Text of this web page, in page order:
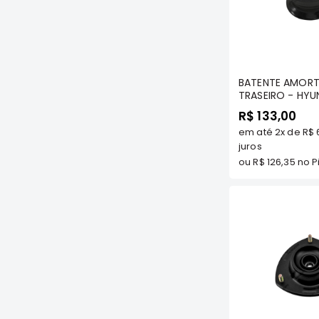
BATENTE
TRASEIRO -
TUCSON/
2015<<csq>> -
ASMHY1022
R$ 133,00
em até 2xde R$
juros
ouR$ 126,35 no